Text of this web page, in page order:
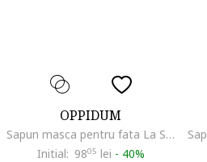
OPPIDUM
Sapun masca pentru fata La Seve Des Arbre, 45 g
Initial: 9805 lei - 40%